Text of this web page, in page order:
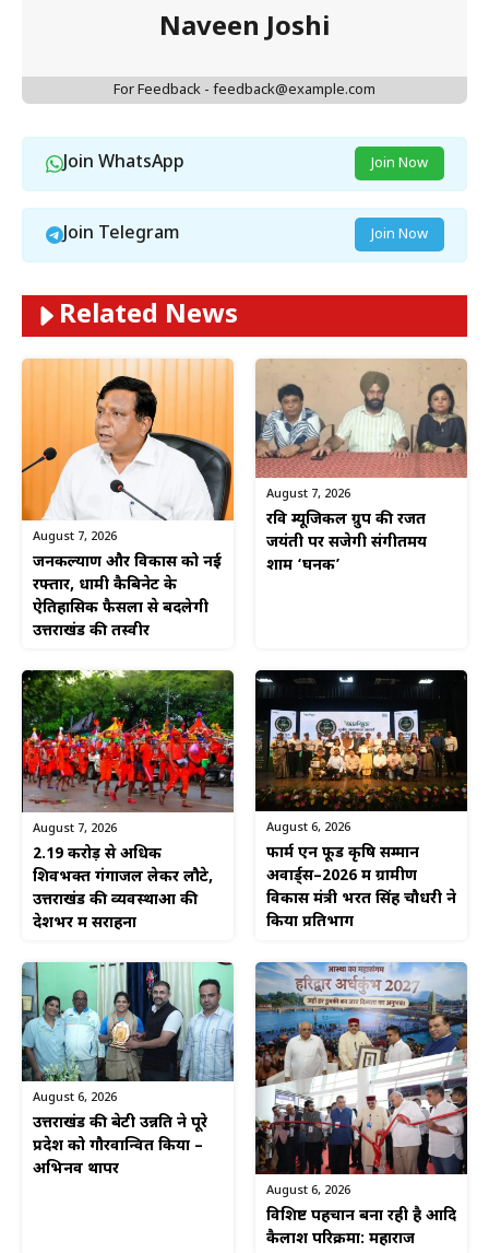
Naveen Joshi
For Feedback - feedback@example.com
Join WhatsApp Join Now
Join Telegram Join Now
Related News
August 7, 2026
जनकल्याण और विकास को नई
रफ्तार, धामी कैबिनेट के
ऐतिहासिक फैसलों से बदलेगी
उत्तराखंड की तस्वीर
August 7, 2026
रवि म्यूजिकल ग्रुप की रजत
जयंती पर सजेगी संगीतमय
शाम ‘घनक’
August 7, 2026
2.19 करोड़ से अधिक
शिवभक्त गंगाजल लेकर लौटे,
उत्तराखंड की व्यवस्थाओं की
देशभर में सराहना
August 6, 2026
फार्म एन फूड कृषि सम्मान
अवार्ड्स–2026 में ग्रामीण
विकास मंत्री भरत सिंह चौधरी ने
किया प्रतिभाग
August 6, 2026
उत्तराखंड की बेटी उन्नति ने पूरे
प्रदेश को गौरवान्वित किया –
अभिनव थापर
August 6, 2026
विशिष्ट पहचान बना रही है आदि
कैलाश परिक्रमा: महाराज